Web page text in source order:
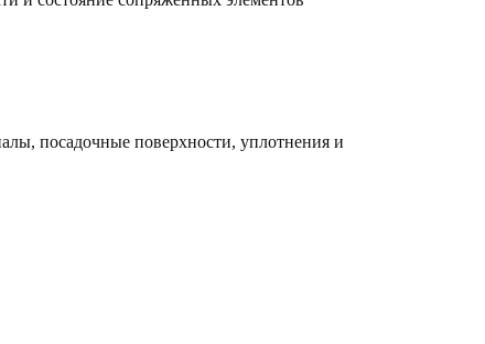
посадочные поверхности, уплотнения и